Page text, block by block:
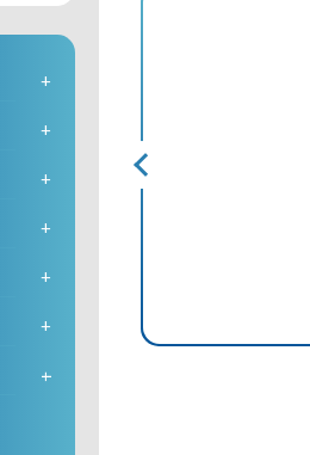
+
+
+
+
+
+
+